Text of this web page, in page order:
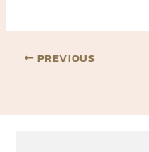
PREVIOUS